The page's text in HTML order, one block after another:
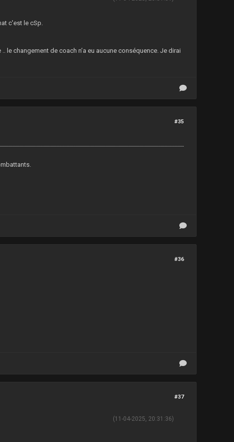
c'est le cSp.
le changement de coach n’a eu aucune conséquence. Je dirai
#35
#36
#37
(11-04-2025, 20:31:36)